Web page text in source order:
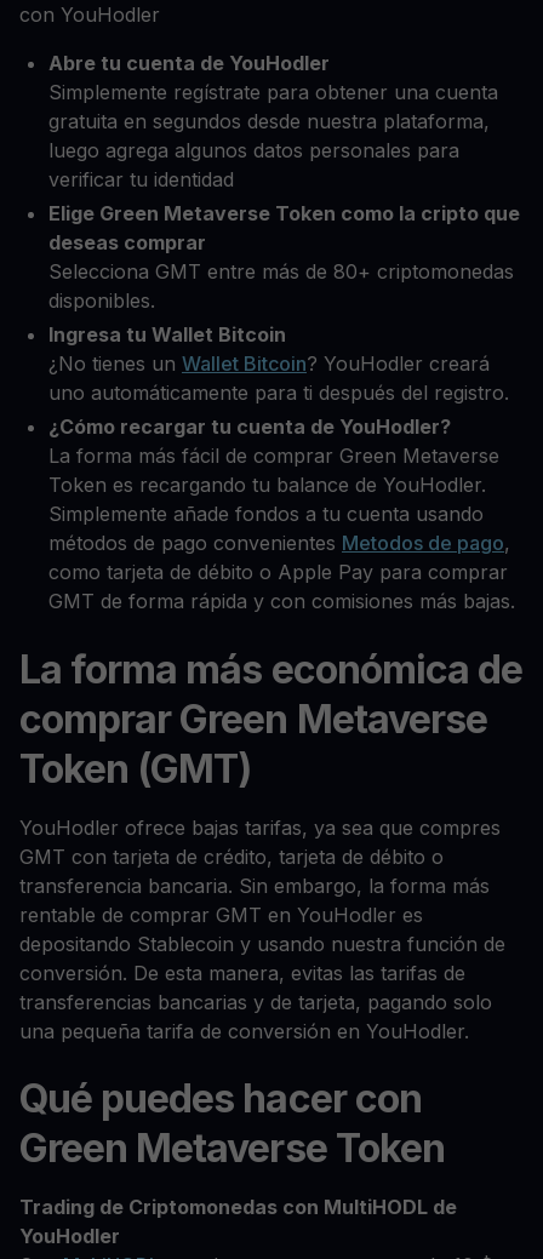
con YouHodler
Abre tu cuenta de YouHodler
Simplemente regístrate para obtener una cuenta
gratuita en segundos desde nuestra plataforma,
luego agrega algunos datos personales para
verificar tu identidad
Elige Green Metaverse Token como la cripto que
deseas comprar
Selecciona GMT entre más de 80+ criptomonedas
disponibles.
Ingresa tu Wallet Bitcoin
¿No tienes un Wallet Bitcoin? YouHodler creará
uno automáticamente para ti después del registro.
¿Cómo recargar tu cuenta de YouHodler?
La forma más fácil de comprar Green Metaverse
Token es recargando tu balance de YouHodler.
Simplemente añade fondos a tu cuenta usando
métodos de pago convenientes Metodos de pago,
como tarjeta de débito o Apple Pay para comprar
GMT de forma rápida y con comisiones más bajas.
La forma más económica de
comprar Green Metaverse
Token (GMT)
YouHodler ofrece bajas tarifas, ya sea que compres
GMT con tarjeta de crédito, tarjeta de débito o
transferencia bancaria. Sin embargo, la forma más
rentable de comprar GMT en YouHodler es
depositando Stablecoin y usando nuestra función de
conversión. De esta manera, evitas las tarifas de
transferencias bancarias y de tarjeta, pagando solo
una pequeña tarifa de conversión en YouHodler.
Qué puedes hacer con
Green Metaverse Token
Trading de Criptomonedas con MultiHODL de
YouHodler